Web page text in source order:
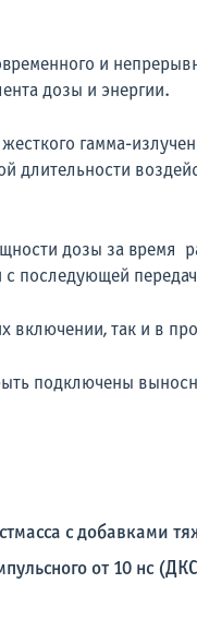
и
дозы и энергии.
гамма-
длительности
дозы за время
с последующей
включении, так и в
подключены
с добавками
от 10 нс